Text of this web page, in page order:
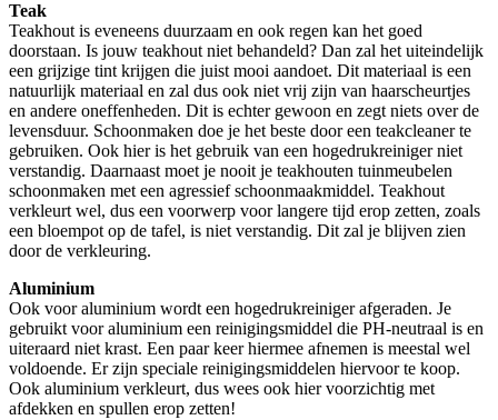
Teak
Teakhout is eveneens duurzaam en ook regen kan het goed
doorstaan. Is jouw teakhout niet behandeld? Dan zal het uiteindelijk
een grijzige tint krijgen die juist mooi aandoet. Dit materiaal is een
natuurlijk materiaal en zal dus ook niet vrij zijn van haarscheurtjes
en andere oneffenheden. Dit is echter gewoon en zegt niets over de
levensduur. Schoonmaken doe je het beste door een teakcleaner te
gebruiken. Ook hier is het gebruik van een hogedrukreiniger niet
verstandig. Daarnaast moet je nooit je teakhouten tuinmeubelen
schoonmaken met een agressief schoonmaakmiddel. Teakhout
verkleurt wel, dus een voorwerp voor langere tijd erop zetten, zoals
een bloempot op de tafel, is niet verstandig. Dit zal je blijven zien
door de verkleuring.
Aluminium
Ook voor aluminium wordt een hogedrukreiniger afgeraden. Je
gebruikt voor aluminium een reinigingsmiddel die PH-neutraal is en
uiteraard niet krast. Een paar keer hiermee afnemen is meestal wel
voldoende. Er zijn speciale reinigingsmiddelen hiervoor te koop.
Ook aluminium verkleurt, dus wees ook hier voorzichtig met
afdekken en spullen erop zetten!